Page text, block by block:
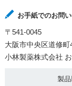
お手紙でのお問
〒541-0045
大阪市中央区道修
小林製薬株式会社
製